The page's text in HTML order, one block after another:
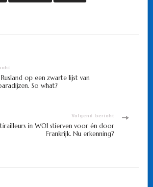
op een zwarte lijst van
So what?
Volgend bericht
tirailleurs in WOI stierven voor én door
Frankrijk. Nu erkenning?